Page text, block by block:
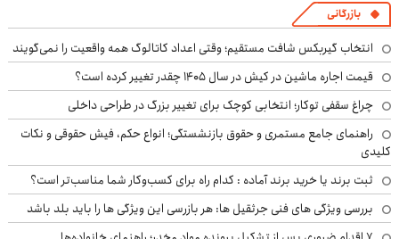
بازرگانی
انتخاب گیربکس شافت مستقیم؛ وقتی اعداد کاتالوگ همه واقعیت را نمی‌گویند
قیمت اجاره ماشین در کیش در سال ۱۴۰۵ چقدر تغییر کرده است؟
چراغ سقفی توکار؛ انتخابی کوچک برای تغییر بزرگ در طراحی داخلی
راهنمای جامع مستمری و حقوق بازنشستگی؛ انواع حکم، فیش حقوقی و نکات
کلیدی
ثبت برند یا خرید برند آماده : کدام راه برای کسب‌وکار شما مناسب‌تر است؟
بررسی ویژگی های فنی جرثقیل ها: هر بازرسی این ویژگی ها را باید بلد باشد